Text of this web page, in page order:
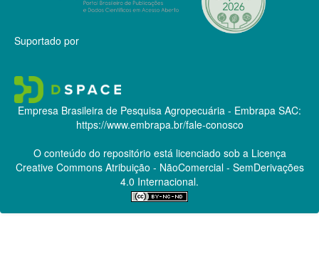
Suportado por
Empresa Brasileira de Pesquisa Agropecuária - Embrapa SAC:
https://www.embrapa.br/fale-conosco
O conteúdo do repositório está licenciado sob a Licença
Creative CommonsAtribuição - NãoComercial - SemDerivações
4.0 Internacional.